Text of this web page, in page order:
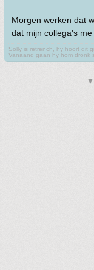
Morgen werken dat
dat mijn collega's
Solly is retrench, hy hoort dit
Vanaand gaan hy hom dronk
▼